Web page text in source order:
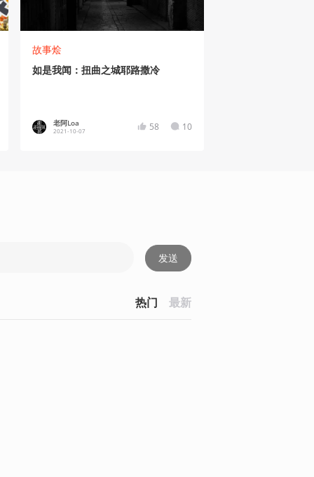
故事烩
如是我闻：扭曲之城耶路撒冷
老阿Loa
2021-10-07 58 10
发送
热门 最新